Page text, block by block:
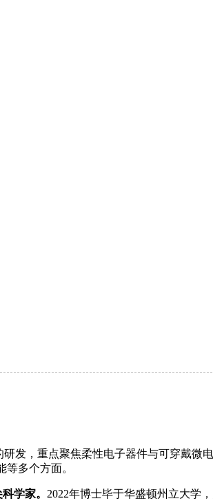
发，重点聚焦柔性电子器件与可穿戴微
多个方面。
学家。 2022年博士毕于华盛顿州立大学